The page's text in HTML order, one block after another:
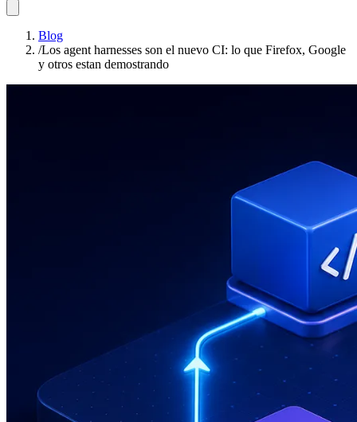
Blog
/Los agent harnesses son el nuevo CI: lo que Firefox, Google
y otros estan demostrando